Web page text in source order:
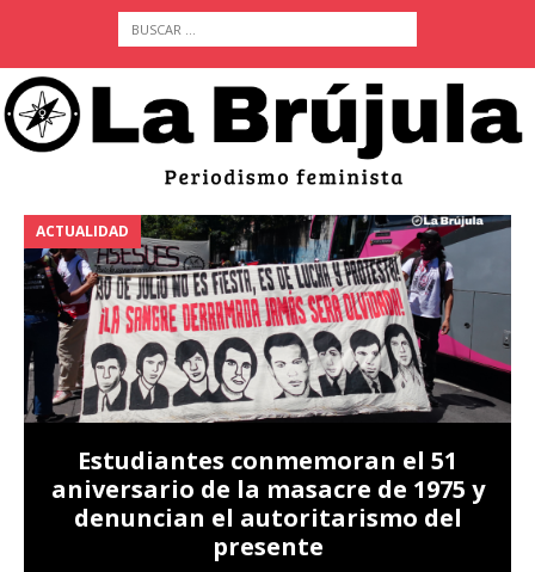
ACTUALIDAD
Estudiantes conmemoran el 51
aniversario de la masacre de 1975 y
denuncian el autoritarismo del
presente